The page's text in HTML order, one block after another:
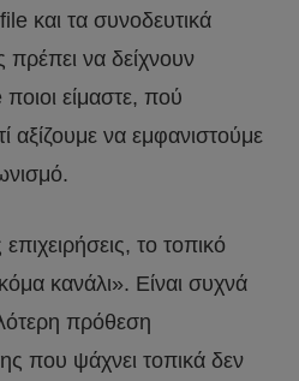
και τα συνοδευτικά
να δείχνουν
είμαστε, πού
αξίζουμε να εμφανιστούμε
επιχειρήσεις, το τοπικό
κανάλι». Είναι συχνά
πρόθεση
που ψάχνει τοπικά δεν